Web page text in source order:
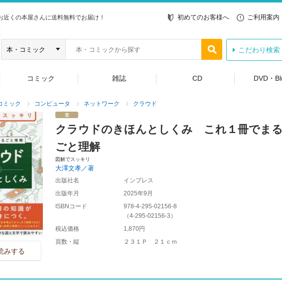
くの本屋さんに送料無料でお届け！ 初めてのお客様へ ご利用案内
こだわり検索
コミック 雑誌 CD DVD・
ミック コンピュータ ネットワーク クラウド
みする
クラウドのきほんとしくみ これ１冊でまる
ごと理解
図解でスッキリ
大澤文孝／著
出版社名
インプレス
出版年月
2025年9月
ISBNコード
978-4-295-02156-8
（4-295-02156-3 ）
税込価格
1,870円
頁数・縦
２３１Ｐ ２１ｃｍ